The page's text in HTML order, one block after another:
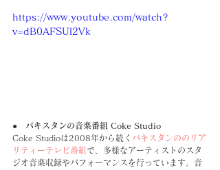
https://www.youtube.com/watch?
v=dB0AFSUl2Vk
●　パキスタンの音楽番組 Coke Studio
Coke Studioは2008年から続く パキスタンののリア
リティーテレビ番組 で、多様なアーティストのスタ
ジオ音楽収録やパフォーマンスを行っています。音